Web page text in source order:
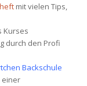
mit vielen Tips,
Kurses
durch den Profi
Backschule
einer